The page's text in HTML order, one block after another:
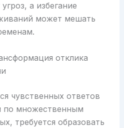
а избегание
может мешать
отклика
чувственных ответов
по множественным
требуется образовать